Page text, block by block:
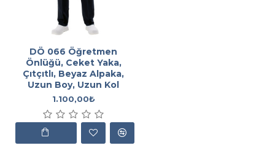
DÖ 066 Öğretmen
Önlüğü, Ceket Yaka,
Çıtçıtlı, Beyaz Alpaka,
Uzun Boy, Uzun Kol
1.100,00₺